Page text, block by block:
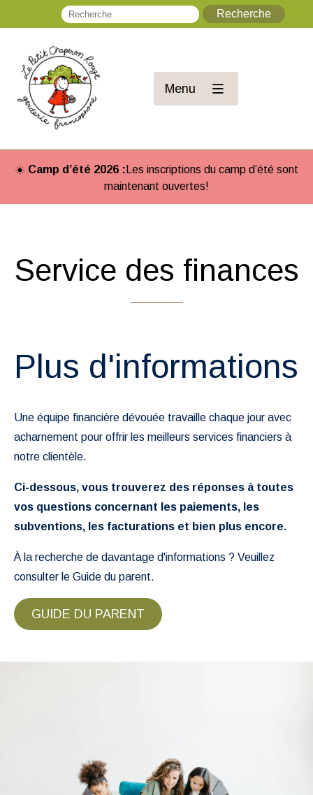
Recherche
Menu
☀️ Camp d’été 2026 : Les inscriptions du camp d’été sont
maintenant ouvertes!
Service des finances
Plus d'informations
Une équipe financière dévouée travaille chaque jour avec
acharnement pour offrir les meilleurs services financiers à
notre clientèle.
Ci-dessous, vous trouverez des réponses à toutes
vos questions concernant les paiements, les
subventions, les facturations et bien plus encore.
À la recherche de davantage d'informations ? Veuillez
consulter le Guide du parent.
GUIDE DU PARENT